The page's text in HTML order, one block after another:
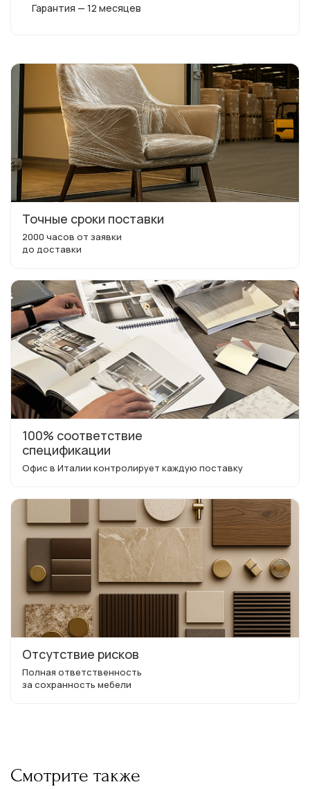
Гарантия — 12 месяцев
Точные сроки поставки
2000 часов от заявки
до доставки
100% соответствие
спецификации
Офис в Италии контролирует каждую поставку
Отсутствие рисков
Полная ответственность
за сохранность мебели
Смотрите также